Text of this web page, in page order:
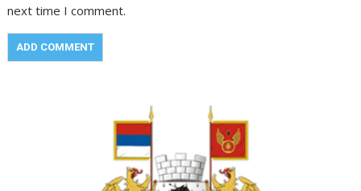
next time I comment.